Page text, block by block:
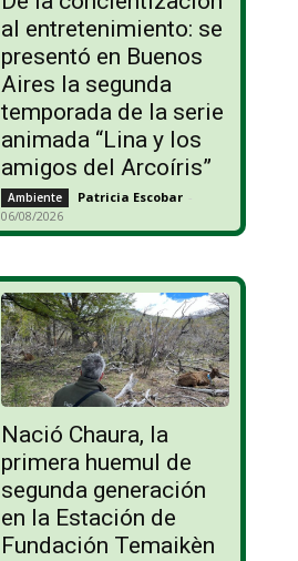
al entretenimiento: se
presentó en Buenos
Aires la segunda
temporada de la serie
animada “Lina y los
amigos del Arcoíris”
Ambiente Patricia Escobar -
06/08/2026
Nació Chaura, la
primera huemul de
segunda generación
en la Estación de
Fundación Temaikèn